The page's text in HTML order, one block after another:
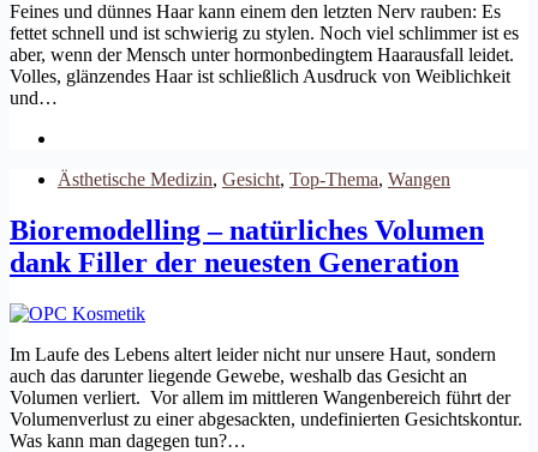
Feines und dünnes Haar kann einem den letzten Nerv rauben: Es
fettet schnell und ist schwierig zu stylen. Noch viel schlimmer ist es
aber, wenn der Mensch unter hormonbedingtem Haarausfall leidet.
Volles, glänzendes Haar ist schließlich Ausdruck von Weiblichkeit
und…
Ästhetische Medizin, Gesicht, Top-Thema, Wangen
Bioremodelling – natürliches Volumen
dank Filler der neuesten Generation
Im Laufe des Lebens altert leider nicht nur unsere Haut, sondern
auch das darunter liegende Gewebe, weshalb das Gesicht an
Volumen verliert. Vor allem im mittleren Wangenbereich führt der
Volumenverlust zu einer abgesackten, undefinierten Gesichtskontur.
Was kann man dagegen tun?…